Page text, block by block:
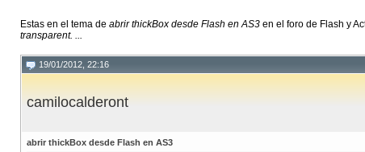
Estas en el tema de abrir thickBox desde Flash en AS3 en el foro de Flash y
transparent. ...
19/01/2012, 22:16
camilocalderont
abrir thickBox desde Flash en AS3